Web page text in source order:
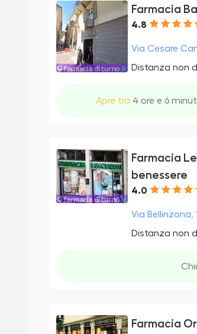
Farmacia
4.8
Via Cesare
Distanza non
Apre tra 4 ore e 6
Farmacia
benessere
4.0
Via Bellinzona,
Distanza non
Farmacia